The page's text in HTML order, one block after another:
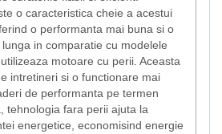
o caracteristica cheie a acestui
o performanta mai buna si o
in comparatie cu modelele
motoare cu perii. Aceasta
intretineri si o functionare mai
de performanta pe termen
tehnologia fara perii ajuta la
energetice, economisind energie